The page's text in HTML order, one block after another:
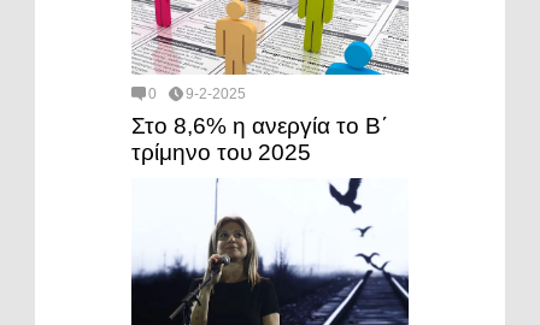
0 9-2-2025
Στο 8,6% η ανεργία το Β΄
τρίμηνο του 2025